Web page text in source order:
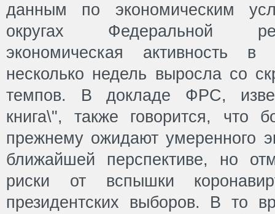
данным по экономическим
округах Федеральной
экономическая активность
несколько недель выросла со
темпов. В докладе ФРС,
книга\", также говорится, что
прежнему ожидают умеренного
ближайшей перспективе, но
риски от вспышки
президентских выборов. В то